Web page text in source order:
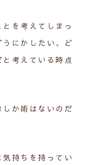
を考えてしまっ
にかしたい、ど
考えている時点
か術はないのだ
持ちを持ってい